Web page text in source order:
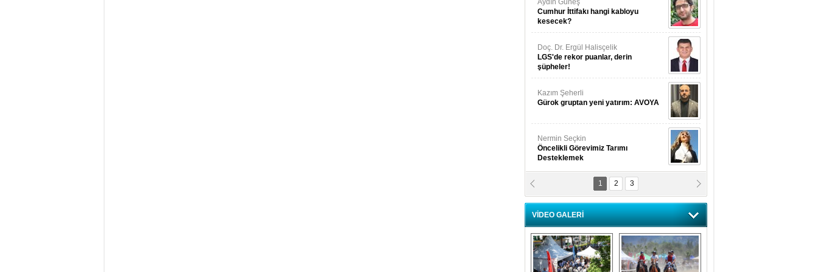
Aydın Güneş
Cumhur İttifakı hangi kabloyu
kesecek?
Doç. Dr. Ergül Halisçelik
LGS'de rekor puanlar, derin
şüpheler!
Kazım Şeherli
Gürok gruptan yeni yatırım: AVOYA
Nermin Seçkin
Öncelikli Görevimiz Tarımı
Desteklemek
Nilüfer Menekli Buzcular
Siz Hiç Kelebeklerin Sesini
Duydunuz Mu?
1 2 3
VİDEO GALERİ